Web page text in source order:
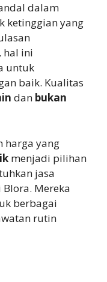
dalam
ketinggian yang
hal ini
untuk
baik. Kualitas
dan bukan
harga yang
menjadi pilihan
jasa
Blora. Mereka
berbagai
rutin